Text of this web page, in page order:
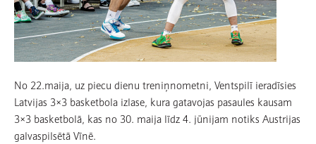
No 22.maija, uz piecu dienu treniņnometni, Ventspilī ieradīsies
Latvijas 3×3 basketbola izlase, kura gatavojas pasaules kausam
3×3 basketbolā, kas no 30. maija līdz 4. jūnijam notiks Austrijas
galvaspilsētā Vīnē.